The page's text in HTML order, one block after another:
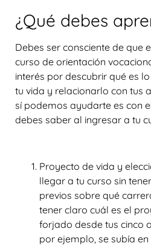
¿Qué debes
Debes ser consciente de que
curso de orientación
interés por descubrir qué es
tu vida y relacionarlo con tus
sí podemos ayudarte es con
debes saber al ingresar a tu
Proyecto de vida y
llegar a tu curso sin
previos sobre qué
tener claro cuál es el
forjado desde tus cinco
por ejemplo, se subía